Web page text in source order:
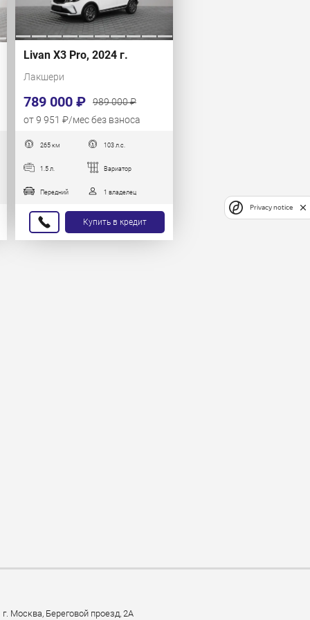
Livan X3 Pro, 2024 г.
Лакшери
789 000 ₽
989 000 ₽
от 9 951 ₽/мес без взноса
265 км 103 л.с.
1.5 л. Вариатор
Передний 1 владелец
Купить в кредит
Москва, Береговой проезд, 2А
Privacy notice